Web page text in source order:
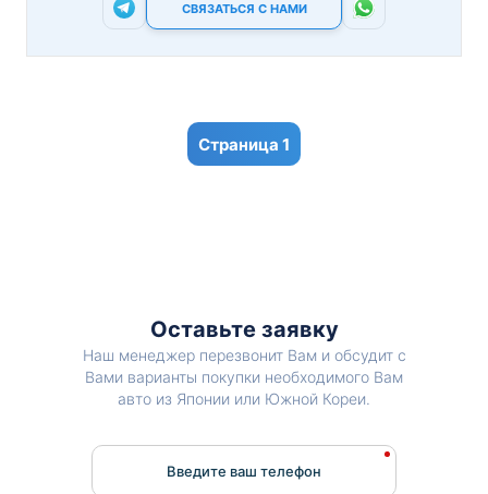
СВЯЗАТЬСЯ С НАМИ
1
Оставьте заявку
Наш менеджер перезвонит Вам и обсудит с
Вами варианты покупки необходимого Вам
авто из Японии или Южной Кореи.
Введите ваш телефон